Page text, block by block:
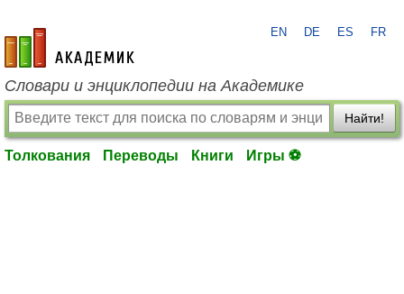
academic.ru
EN DE ES FR
Словари и энциклопедии на Академике
Найти!
Толкования Переводы Книги Игры ⚽